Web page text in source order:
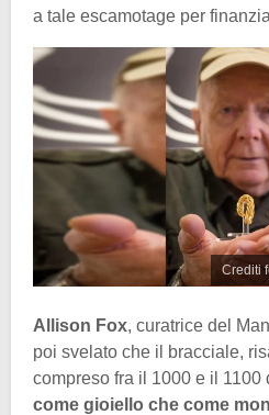
a tale escamotage per
Crediti
Allison Fox, curatrice del
poi svelato che il bracciale,
compreso fra il 1000 e il 1100
come gioiello che come